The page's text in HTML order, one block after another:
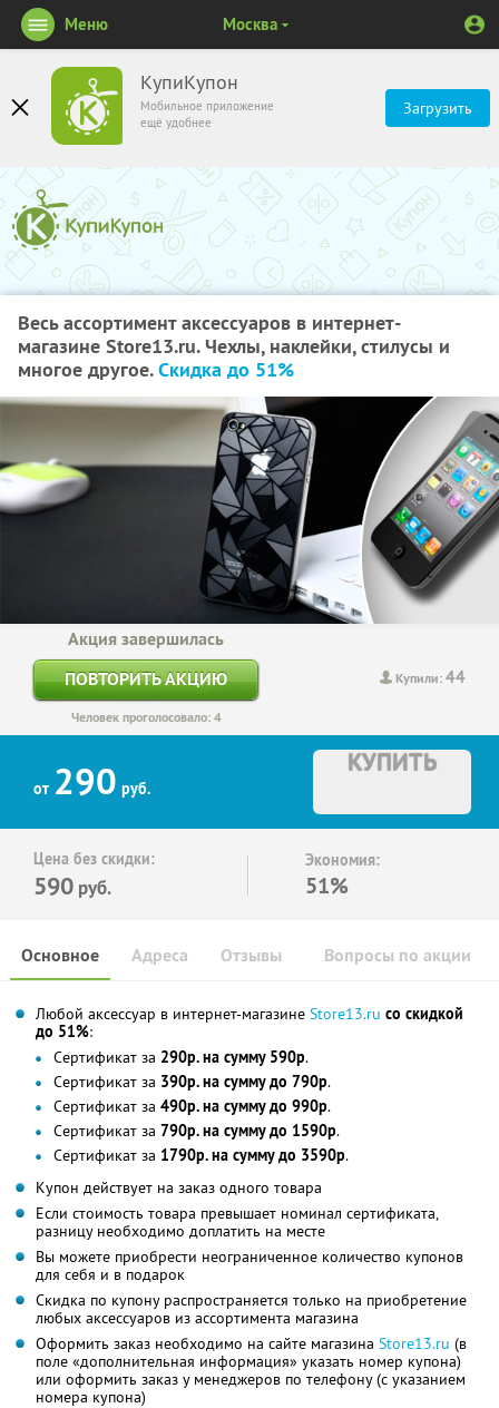
КупиКупон
Мобильное приложение
ещё удобнее
Загрузить
Меню Москва
Весь ассортимент аксессуаров в интернет-
магазине Store13.ru. Чехлы, наклейки, стилусы и
многое другое.Скидка до 51%
Купили:44
Акция завершилась
ПОВТОРИТЬ АКЦИЮ
Человек проголосовало: 4
от 290 руб.
КУПИТЬ
Цена без скидки:
590 руб.
Экономия:
51%
Основное Отзывы Вопросы по акции
Адреса
Любой аксессуар в интернет-магазине Store13.ru со скидкой
до 51%:
Сертификат за 290р. на сумму 590р.
Сертификат за 390р. на сумму до 790р.
Сертификат за 490р. на сумму до 990р.
Сертификат за 790р. на сумму до 1590р.
Сертификат за 1790р. на сумму до 3590р.
Купон действует на заказ одного товара
Если стоимость товара превышает номинал сертификата,
разницу необходимо доплатить на месте
Вы можете приобрести неограниченное количество купонов
для себя и в подарок
Скидка по купону распространяется только на приобретение
любых аксессуаров из ассортимента магазина
Оформить заказ необходимо на сайте магазина Store13.ru (в
поле «дополнительная информация» указать номер купона)
или оформить заказ у менеджеров по телефону (с указанием
номера купона)